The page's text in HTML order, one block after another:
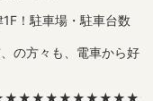
！駐車場・駐車台数
の方々も、電車から好